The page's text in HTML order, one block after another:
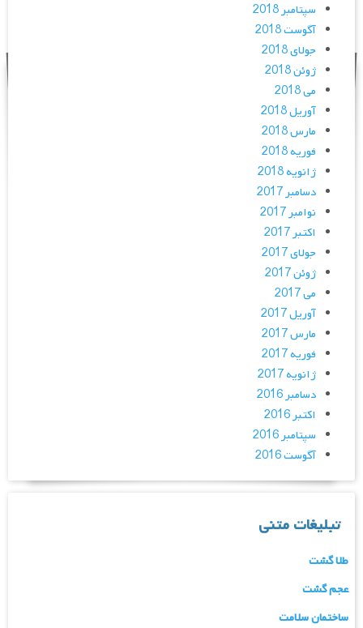
سپتامبر 2018
آگوست 2018
جولای 2018
ژوئن 2018
می 2018
آوریل 2018
مارس 2018
فوریه 2018
ژانویه 2018
دسامبر 2017
نوامبر 2017
اکتبر 2017
جولای 2017
ژوئن 2017
می 2017
آوریل 2017
مارس 2017
فوریه 2017
ژانویه 2017
دسامبر 2016
اکتبر 2016
سپتامبر 2016
آگوست 2016
تبلیغات متنی
طلا گشت
عجم گشت
ساختمان سلامت